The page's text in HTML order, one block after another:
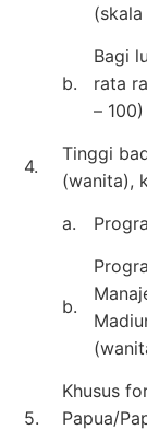
b.
Bagi
rata
– 100)
4.
Tinggi
(wanita),
a.
b.
5.
Khusus
Papua/